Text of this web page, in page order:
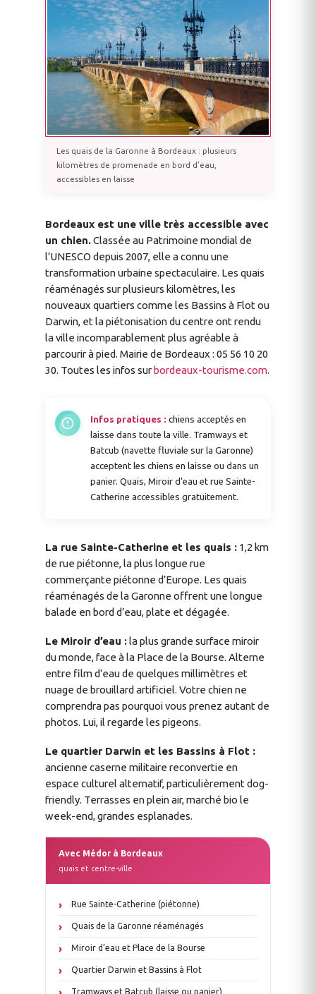
Les quais de la Garonne à Bordeaux : plusieurs
kilomètres de promenade en bord d’eau,
accessibles en laisse
Bordeaux est une ville très accessible avec
un chien.Classée au Patrimoine mondial de
l’UNESCO depuis 2007, elle a connu une
transformation urbaine spectaculaire. Les quais
réaménagés sur plusieurs kilomètres, les
nouveaux quartiers comme les Bassins à Flot ou
Darwin, et la piétonisation du centre ont rendu
la ville incomparablement plus agréable à
parcourir à pied. Mairie de Bordeaux : 05 56 10 20
30. Toutes les infos surbordeaux-tourisme.com.
Infos pratiques : chiens acceptés en
laisse dans toute la ville. Tramways et
Batcub (navette fluviale sur la Garonne)
acceptent les chiens en laisse ou dans un
panier. Quais, Miroir d’eau et rue Sainte-
Catherine accessibles gratuitement.
La rue Sainte-Catherine et les quais : 1,2 km
de rue piétonne, la plus longue rue
commerçante piétonne d’Europe. Les quais
réaménagés de la Garonne offrent une longue
balade en bord d’eau, plate et dégagée.
Le Miroir d’eau :la plus grande surface miroir
du monde, face à la Place de la Bourse. Alterne
entre film d’eau de quelques millimètres et
nuage de brouillard artificiel. Votre chien ne
comprendra pas pourquoi vous prenez autant de
photos. Lui, il regarde les pigeons.
Le quartier Darwin et les Bassins à Flot :
ancienne caserne militaire reconvertie en
espace culturel alternatif, particulièrement dog-
friendly. Terrasses en plein air, marché bio le
week-end, grandes esplanades.
Avec Médor à Bordeaux
quais et centre-ville
Rue Sainte-Catherine (piétonne)
Quais de la Garonne réaménagés
Miroir d’eau et Place de la Bourse
Quartier Darwin et Bassins à Flot
Tramways et Batcub (laisse ou panier)